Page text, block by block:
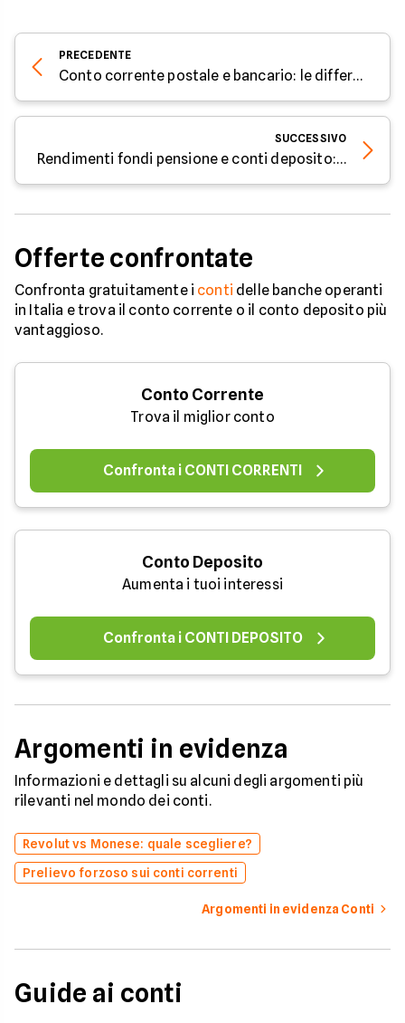
PRECEDENTE
Conto corrente postale e bancario: le differenze
SUCCESSIVO
Rendimenti fondi pensione e conti deposito: guida alla scelta
Offerte confrontate
Confronta gratuitamente i conti delle banche operanti
in Italia e trova il conto corrente o il conto deposito più
vantaggioso.
Conto Corrente
Trova il miglior conto
Confronta i CONTI CORRENTI
Conto Deposito
Aumenta i tuoi interessi
Confronta i CONTI DEPOSITO
Argomenti in evidenza
Informazioni e dettagli su alcuni degli argomenti più
rilevanti nel mondo dei conti.
Revolut vs Monese: quale scegliere?
Prelievo forzoso sui conti correnti
Argomenti in evidenza Conti
Guide ai conti